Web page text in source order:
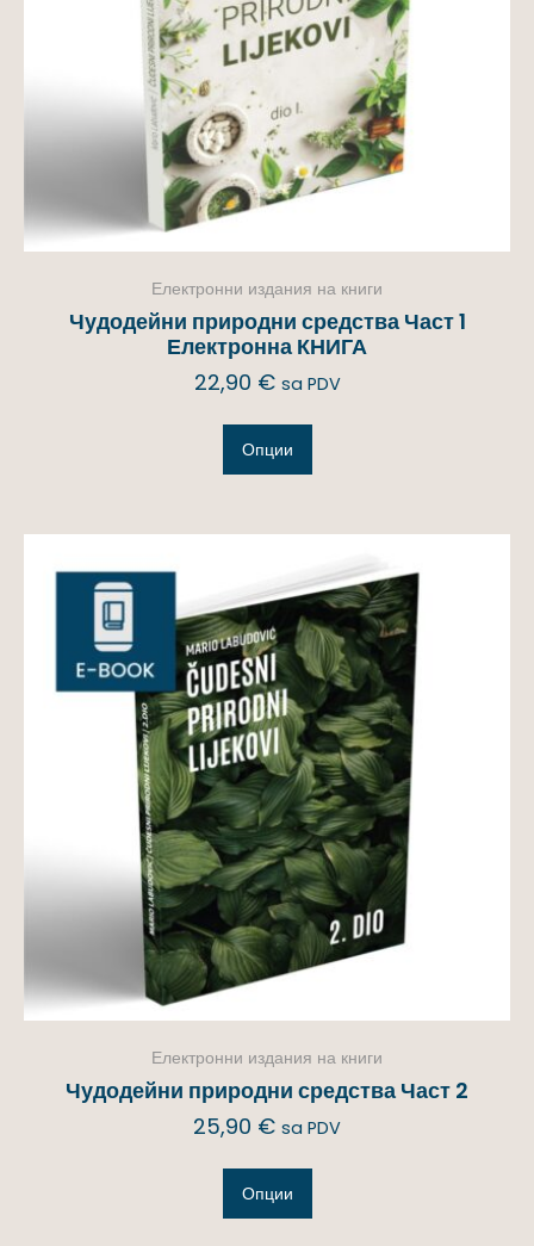
Електронни издания на книги
Чудодейни природни средства Част 1
Електронна КНИГА
22,90 € sa PDV
Опции
Електронни издания на книги
Чудодейни природни средства Част 2
25,90 € sa PDV
Опции